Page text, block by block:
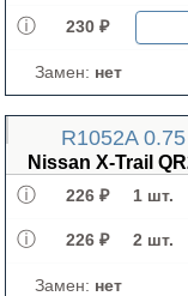
230 ₽
Замен: нет
R1052A 0.75
Nissan X-Trail
226 ₽ 1 шт.
226 ₽ 2 шт.
Замен: нет